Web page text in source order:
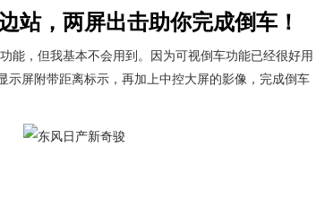
站，两屏出击助你完成倒车！
能，但我基本不会用到。因为可视倒车功能已经很好用
示屏附带距离标示，再加上中控大屏的影像，完成倒车